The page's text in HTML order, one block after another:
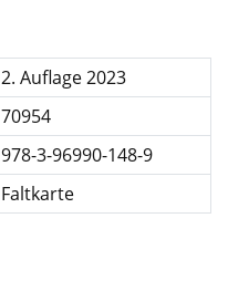
2. Auflage 2023
70954
978-3-96990-148-9
Faltkarte